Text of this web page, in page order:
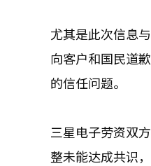
尤其是此次信息
向客户和国民道
的信任问题。
三星电子劳资双
整未能达成共识